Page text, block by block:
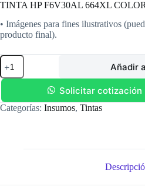
TINTA HP F6V30AL 664XL COLOR
• Imágenes para fines ilustrativos
producto final).
TINTA
HP
F6V30AL
COLOR
cantidad
Añadir
Solicitar cotización
Categorías: Insumos, Tintas